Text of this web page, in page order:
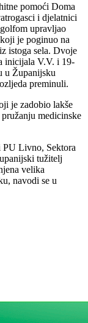
pomoći Doma
i djelatnici
upravljao
je poginuo na
istoga sela. Dvoje
inicijala V.V. i 19-
u Županijsku
preminuli.
je zadobio lakše
medicinske
PU Livno, Sektora
tužitelj
velika
navodi se u